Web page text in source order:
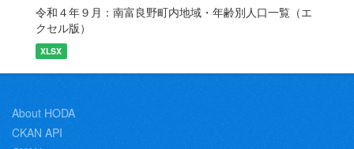
令和４年９月：南富良野町内地域・年齢別人口一覧（エ
クセル版）
XLSX
About HODA
CKAN API